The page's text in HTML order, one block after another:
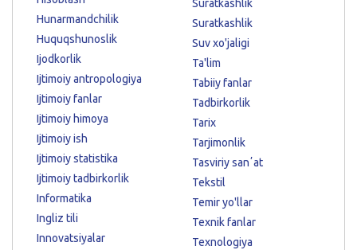
Hunarmandchilik
Huquqshunoslik
Ijodkorlik
Ijtimoiy antropologiya
Ijtimoiy fanlar
Ijtimoiy himoya
Ijtimoiy ish
Ijtimoiy statistika
Ijtimoiy tadbirkorlik
Informatika
Ingliz tili
Innovatsiyalar
Suratkashlik
Suratkashlik
Suv xo'jaligi
Ta'lim
Tabiiy fanlar
Tadbirkorlik
Tarix
Tarjimonlik
Tasviriy sanʼat
Tekstil
Temir yo'llar
Texnik fanlar
Texnologiya